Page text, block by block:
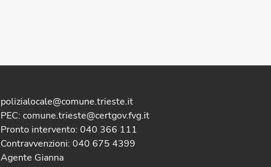
polizialocale@comune.trieste.it
PEC: comune.trieste@certgov.fvg.it
Pronto intervento: 040 366 111
Contravvenzioni: 040 675 4399
Agente Gianna